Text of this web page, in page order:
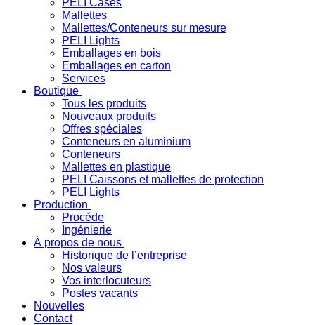
PELI Cases
Mallettes
Mallettes/Conteneurs sur mesure
PELI Lights
Emballages en bois
Emballages en carton
Services
Boutique
Tous les produits
Nouveaux produits
Offres spéciales
Conteneurs en aluminium
Conteneurs
Mallettes en plastique
PELI Caissons et mallettes de protection
PELI Lights
Production
Procéde
Ingénierie
À propos de nous
Historique de l’entreprise
Nos valeurs
Vos interlocuteurs
Postes vacants
Nouvelles
Contact